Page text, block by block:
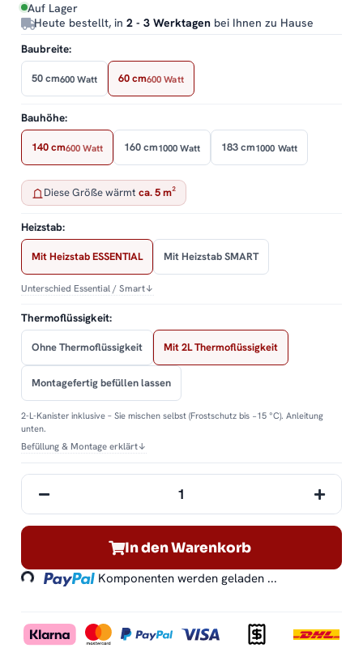
Auf Lager
Heute bestellt, in 2 - 3 Werktagen bei Ihnen zu Hause
Baubreite:
50 cm600 Watt 60 cm600 Watt
Bauhöhe:
140 cm600 Watt 160 cm1000 Watt 183 cm1000 Watt
Diese Größe wärmt ca. 5 m²
Heizstab:
Mit Heizstab ESSENTIAL Mit Heizstab SMART
Unterschied Essential / Smart↓
Thermoflüssigkeit:
Ohne Thermoflüssigkeit Mit 2L Thermoflüssigkeit
Montagefertig befüllen lassen
2-L-Kanister inklusive – Sie mischen selbst (Frostschutz bis −15 °C). Anleitung
unten.
Befüllung & Montage erklärt↓
In den Warenkorb
Loading... Komponenten werden geladen ...